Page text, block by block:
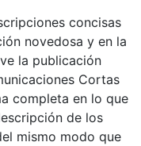
concisas
novedosa y en la
la publicación
Cortas
completa en lo que
de los
mismo modo que